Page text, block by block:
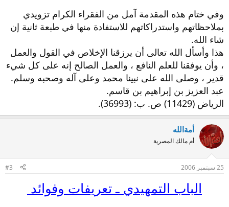
وفي ختام هذه المقدمة آمل من الفقراء الكرام تزويدي
بملاحظاتهم واستدراكاتهم للاستفادة منها في طبعة ثانية إن
شاء الله.
هذا وأسأل الله تعالى أن يرزقنا الإخلاص في القول والعمل
، وأن يوفقنا للعلم النافع ، والعمل الصالح إنه على كل شيء
قدير ، وصلى الله على نبينا محمد وعلى آله وصحبه وسلم.
عبد العزيز بن إبراهيم بن قاسم.
الرياض (11429) ص. ب: (36993).
أمةالله
أم مالك المصرية
25 سبتمبر 2006 #3
الباب التمهيدي ـ تعريفات وفوائد